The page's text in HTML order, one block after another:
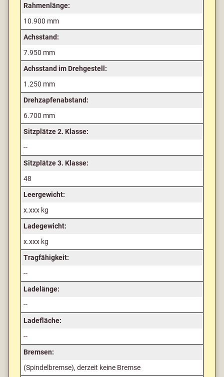
Rahmenlänge:
10.900 mm
Achsstand:
7.950 mm
Achsstand im Drehgestell:
1.250 mm
Drehzapfenabstand:
6.700 mm
Sitzplätze 2. Klasse:
--
Sitzplätze 3. Klasse:
48
Leergewicht:
x.xxx kg
Ladegewicht:
x.xxx kg
Tragfähigkeit:
--
Ladelänge:
--
Ladefläche:
--
Bremsen:
(Spindelbremse), derzeit keine Bremse